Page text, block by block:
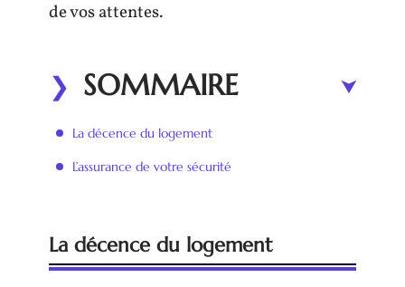
de vos attentes.
SOMMAIRE
La décence du logement
L’assurance de votre sécurité
La décence du logement